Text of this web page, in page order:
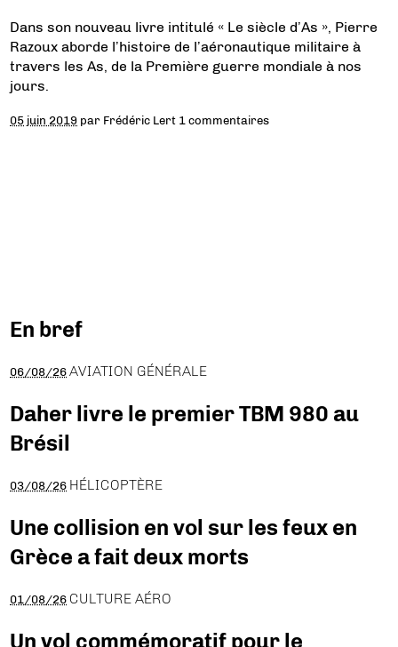
Dans son nouveau livre intitulé « Le siècle d’As », Pierre
Razoux aborde l’histoire de l’aéronautique militaire à
travers les As, de la Première guerre mondiale à nos
jours.
05 juin 2019 par Frédéric Lert 1 commentaires
En bref
06/08/26 AVIATION GÉNÉRALE
Daher livre le premier TBM 980 au
Brésil
03/08/26 HÉLICOPTÈRE
Une collision en vol sur les feux en
Grèce a fait deux morts
01/08/26 CULTURE AÉRO
Un vol commémoratif pour le